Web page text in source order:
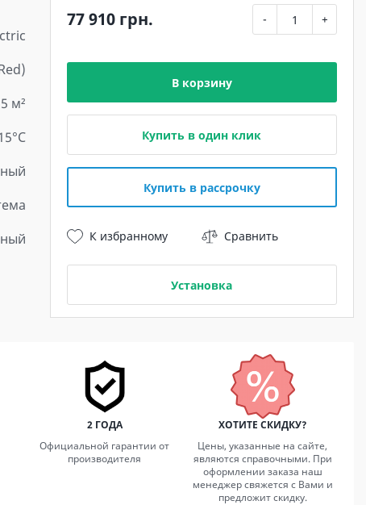
м²
77 910 грн. - +
В корзину
Купить в один клик
Купить в рассрочку
К избранному Сравнить
Установка
2 ГОДА
Официальной гарантии от
производителя
ХОТИТЕ СКИДКУ?
Цены, указанные на сайте,
являются справочными. При
оформлении заказа наш
менеджер свяжется с Вами и
предложит скидку.